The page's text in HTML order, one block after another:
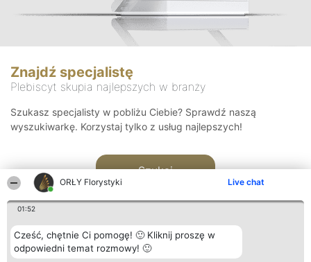
ORŁY Florystyki Live chat
01:52
Cześć, chętnie Ci pomogę! 🙂 Kliknij proszę w
odpowiedni temat rozmowy! 🙂
Znajdź specjalistę
Plebiscyt skupia najlepszych w branży
Szukasz specjalisty w pobliżu Ciebie? Sprawdź naszą
wyszukiwarkę. Korzystaj tylko z usług najlepszych!
Szukaj